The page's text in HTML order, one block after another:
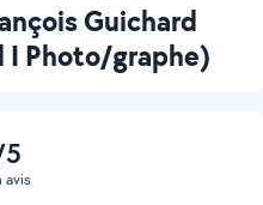
Guichard
I Photo/graphe)
avis